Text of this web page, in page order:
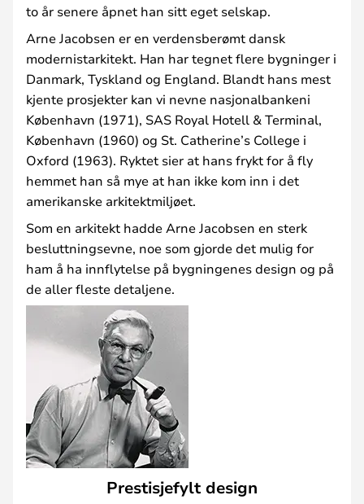
to år senere åpnet han sitt eget selskap.
Arne Jacobsen er en verdensberømt dansk
modernistarkitekt. Han har tegnet flere bygninger i
Danmark, Tyskland og England. Blandt hans mest
kjente prosjekter kan vi nevne nasjonalbankeni
København (1971), SAS Royal Hotell & Terminal,
København (1960) og St. Catherine’s College i
Oxford (1963). Ryktet sier at hans frykt for å fly
hemmet han så mye at han ikke kom inn i det
amerikanske arkitektmiljøet.
Som en arkitekt hadde Arne Jacobsen en sterk
besluttningsevne, noe som gjorde det mulig for
ham å ha innflytelse på bygningenes design og på
de aller fleste detaljene.
Prestisjefylt design